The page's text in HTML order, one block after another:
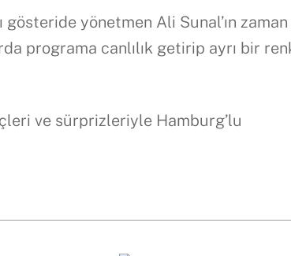
yönetmen Ali Sunal’ın zaman
programa canlılık getirip ayrı bir
ve sürprizleriyle Hamburg’lu